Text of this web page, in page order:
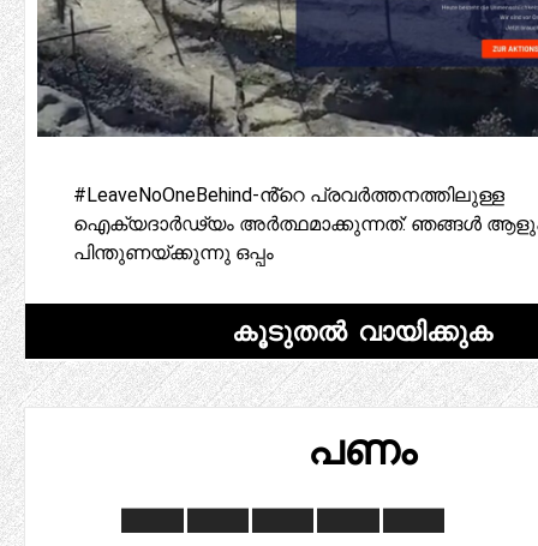
#LeaveNoOneBehind-ൻ്റെ പ്രവർത്തനത്തിലുള്ള
ഐക്യദാർഢ്യം അർത്ഥമാക്കുന്നത്: ഞങ്ങൾ
പിന്തുണയ്ക്കുന്നു ഒപ്പം
കൂടുതൽ വായിക്കുക
പണം